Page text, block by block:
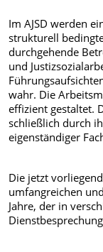
Im AJSD werden
strukturell
durchgehende
und
wahr. Die
effizient gestaltet.
schließlich durch
eigenständiger
Die jetzt
umfangreichen
Jahre, der in